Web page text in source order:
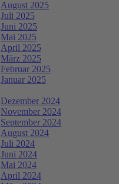
August 2025
Juli 2025
Juni 2025
Mai 2025
April 2025
März 2025
Februar 2025
Januar 2025
Dezember 2024
November 2024
September 2024
August 2024
Juli 2024
Juni 2024
Mai 2024
April 2024